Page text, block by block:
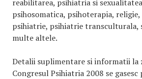
reabilitarea, psihiatria si
psihosomatica, psihoterapia,
psihiatrie, psihiatrie transculturala,
multe altele.
Detalii suplimentare si informatii la
Congresul Psihiatria 2008 se